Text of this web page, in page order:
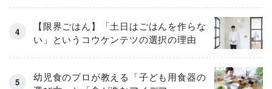
【限界ごはん】「土日はごはんを作らな
い」というコウケンテツの選択の理由
幼児食のプロが教える「子ども用食器の